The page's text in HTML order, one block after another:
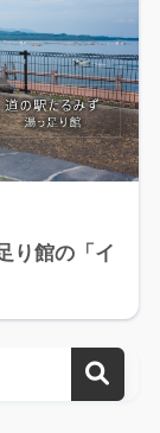
り館の「イ